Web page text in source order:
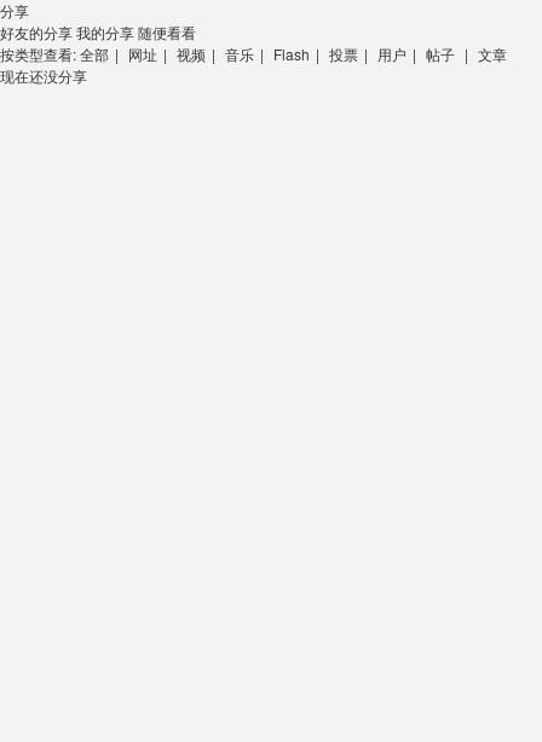
分享
好友的分享我的分享随便看看
按类型查看:全部 | 网址 | 视频 | 音乐 | Flash | 投票 | 用户 | 帖子 | 文章
现在还没分享